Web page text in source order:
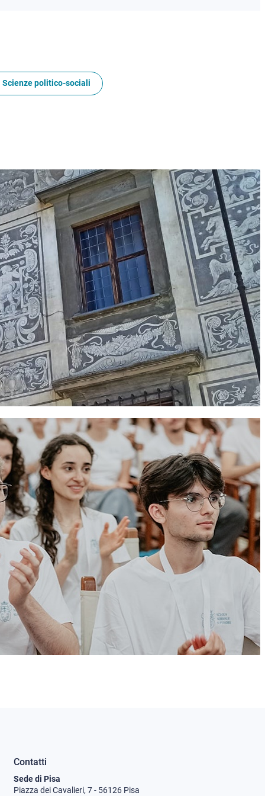
Scienze politico-sociali
Contatti
Sede di Pisa
Piazza dei Cavalieri, 7 - 56126 Pisa